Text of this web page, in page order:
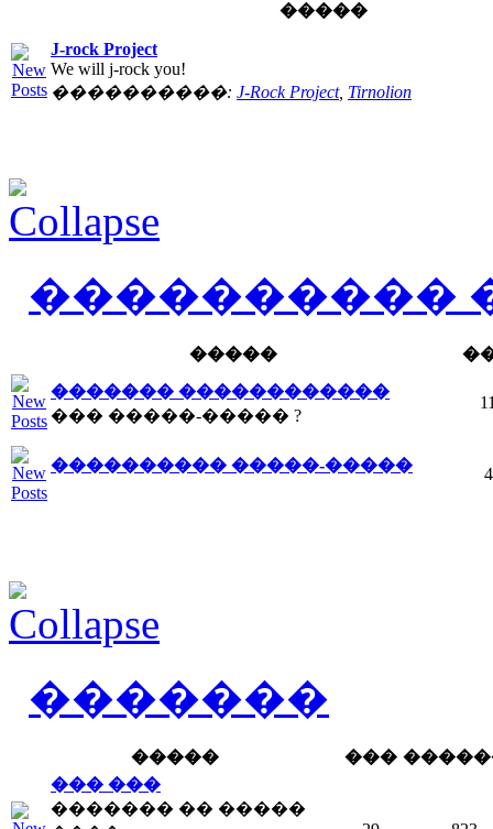
�����
J-rock Project
We will j-rock you!
����������: J-Rock Project, Tirnolion
����������
�����
������� ������������
��� �����-����� ?
���������� �����-����� 4
�������
����� ���
��� ���
������� �� �����